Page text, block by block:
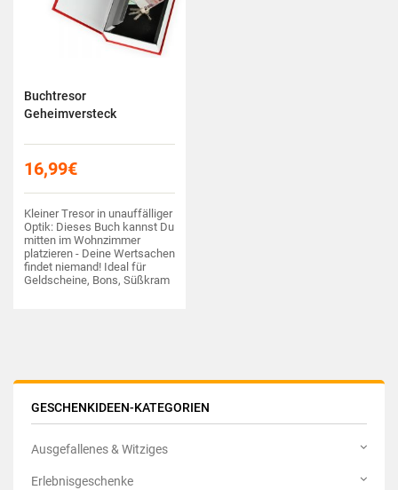
GESCHENKIDEEN-KATEGORIEN
Ausgefallenes & Witziges
Erlebnisgeschenke
Buchtresor
Geheimversteck
16,99€
Kleiner Tresor in unauffälliger
Optik: Dieses Buch kannst Du
mitten im Wohnzimmer
platzieren - Deine Wertsachen
findet niemand! Ideal für
Geldscheine, Bons, Süßkram